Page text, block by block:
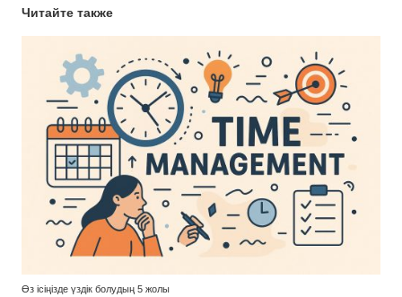
Читайте также
Өз ісіңізде үздік болудың 5 жолы